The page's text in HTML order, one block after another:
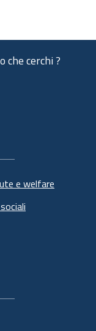
che cerchi ?
e welfare